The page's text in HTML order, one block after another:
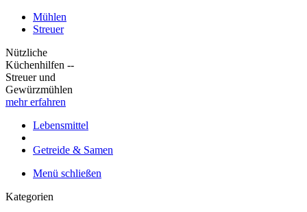
Mühlen
Streuer
Nützliche
Küchenhilfen --
Streuer und
Gewürzmühlen
mehr erfahren
Lebensmittel
Getreide & Samen
Menü schließen
Kategorien